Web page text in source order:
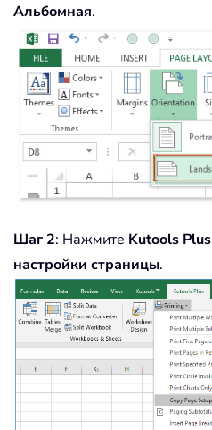
Альбомная.
Шаг 2: Нажмите Kutools Plus
настройки страницы.